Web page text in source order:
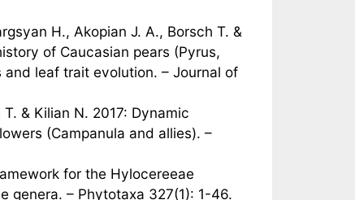
H., Akopian J. A., Borsch T. &
of Caucasian pears (Pyrus,
leaf trait evolution. – Journal of
& Kilian N. 2017: Dynamic
(Campanula and allies). –
for the Hylocereeae
genera. – Phytotaxa 327(1): 1-46.